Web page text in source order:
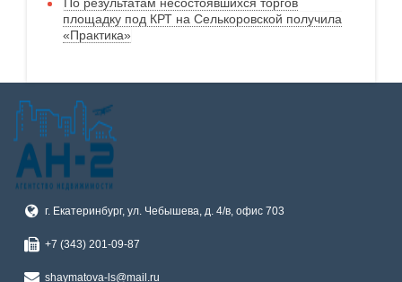
По результатам несостоявшихся торгов
площадку под КРТ на Селькоровской получила
«Практика»
г. Екатеринбург, ул. Чебышева, д. 4/в, офис 703
+7 (343) 201-09-87
shaymatova-ls@mail.ru